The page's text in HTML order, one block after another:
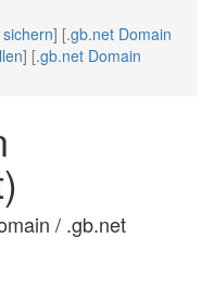
] [.gb.net Domain
] [.gb.net Domain
/ .gb.net